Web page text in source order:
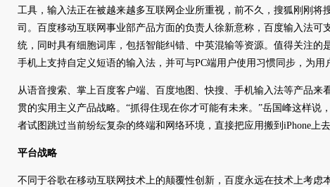
工具，输入法正在被越来越多互联网企业所重视，前不久，搜狐刚刚将
司。百度移动互联网事业部产品方面的负责人徐新意称，百度输入法可
统，同时具有细胞词库，包括智能纠错、中英混输等资源。值得关注的
手机上支持自定义短语的输入法，并可与PC端用户使用习惯同步，为用
从语音搜索、掌上百度客户端、百度地图、快搜、手机输入法等产品来
贯的实用主义产品战略。“抓得住现在你才可能有未来。”岳国峰这样说
者试图跳过当前纷纭复杂的终端和网络环境，直接把应用搬到iPhone上
平台战略
不同于谷歌在移动互联网技术上的颠覆性创新，百度永远在技术上考虑